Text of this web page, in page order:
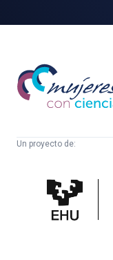
Mujeres
con
ciencia
Un proyecto de:
Cultura
Científica